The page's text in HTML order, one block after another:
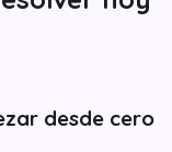
desde cero